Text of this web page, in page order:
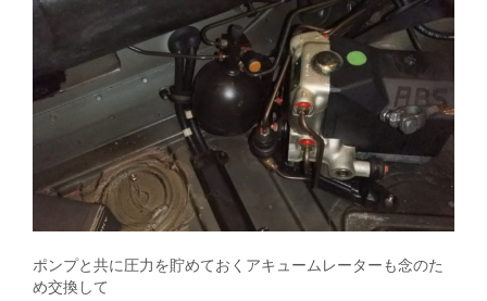
ポンプと共に圧力を貯めておくアキュームレーターも念のた
め交換して